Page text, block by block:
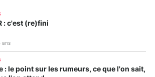
: c'est (re)fini
ans
: le point sur les rumeurs, ce que l'on sait,